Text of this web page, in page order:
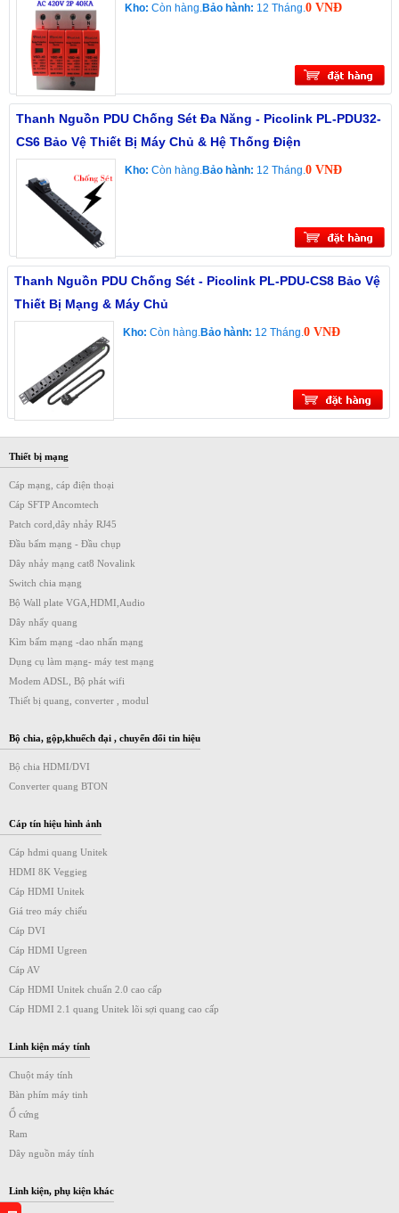
Kho: Còn hàng.Bảo hành: 12 Tháng.0 VNĐ
Thanh Nguồn PDU Chống Sét Đa Năng - Picolink PL-PDU32-
CS6 Bảo Vệ Thiết Bị Máy Chủ & Hệ Thống Điện
Kho: Còn hàng.Bảo hành: 12 Tháng.0 VNĐ
Thanh Nguồn PDU Chống Sét - Picolink PL-PDU-CS8 Bảo Vệ
Thiết Bị Mạng & Máy Chủ
Kho: Còn hàng.Bảo hành: 12 Tháng.0 VNĐ
Thiết bị mạng
Cáp mạng, cáp điện thoại
Cáp SFTP Ancomtech
Patch cord,dây nhảy RJ45
Đầu bấm mạng - Đầu chụp
Dây nhảy mạng cat8 Novalink
Switch chia mạng
Bộ Wall plate VGA,HDMI,Audio
Dây nhẩy quang
Kìm bấm mạng -dao nhấn mạng
Dụng cụ làm mạng- máy test mạng
Modem ADSL, Bộ phát wifi
Thiết bị quang, converter , modul
Bộ chia, gộp,khuếch đại , chuyển đổi tin hiệu
Bộ chia HDMI/DVI
Converter quang BTON
Cáp tín hiệu hình ảnh
Cáp hdmi quang Unitek
HDMI 8K Veggieg
Cáp HDMI Unitek
Giá treo máy chiếu
Cáp DVI
Cáp HDMI Ugreen
Cáp AV
Cáp HDMI Unitek chuẩn 2.0 cao cấp
Cáp HDMI 2.1 quang Unitek lõi sợi quang cao cấp
Linh kiện máy tính
Chuột máy tính
Bàn phím máy tinh
Ổ cứng
Ram
Dây nguồn máy tính
Linh kiện, phụ kiện khác